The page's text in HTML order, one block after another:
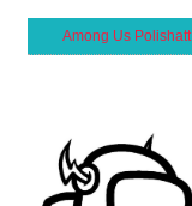
Among Us Polishatt